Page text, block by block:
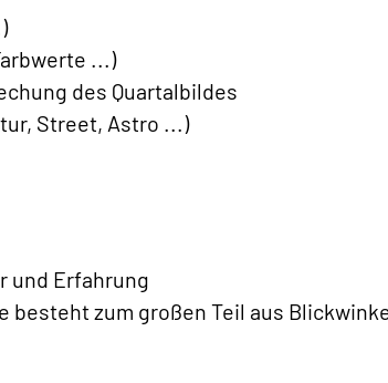
...)
des Quartalbildes
Street, Astro ...)
und Erfahrung
zum großen Teil aus